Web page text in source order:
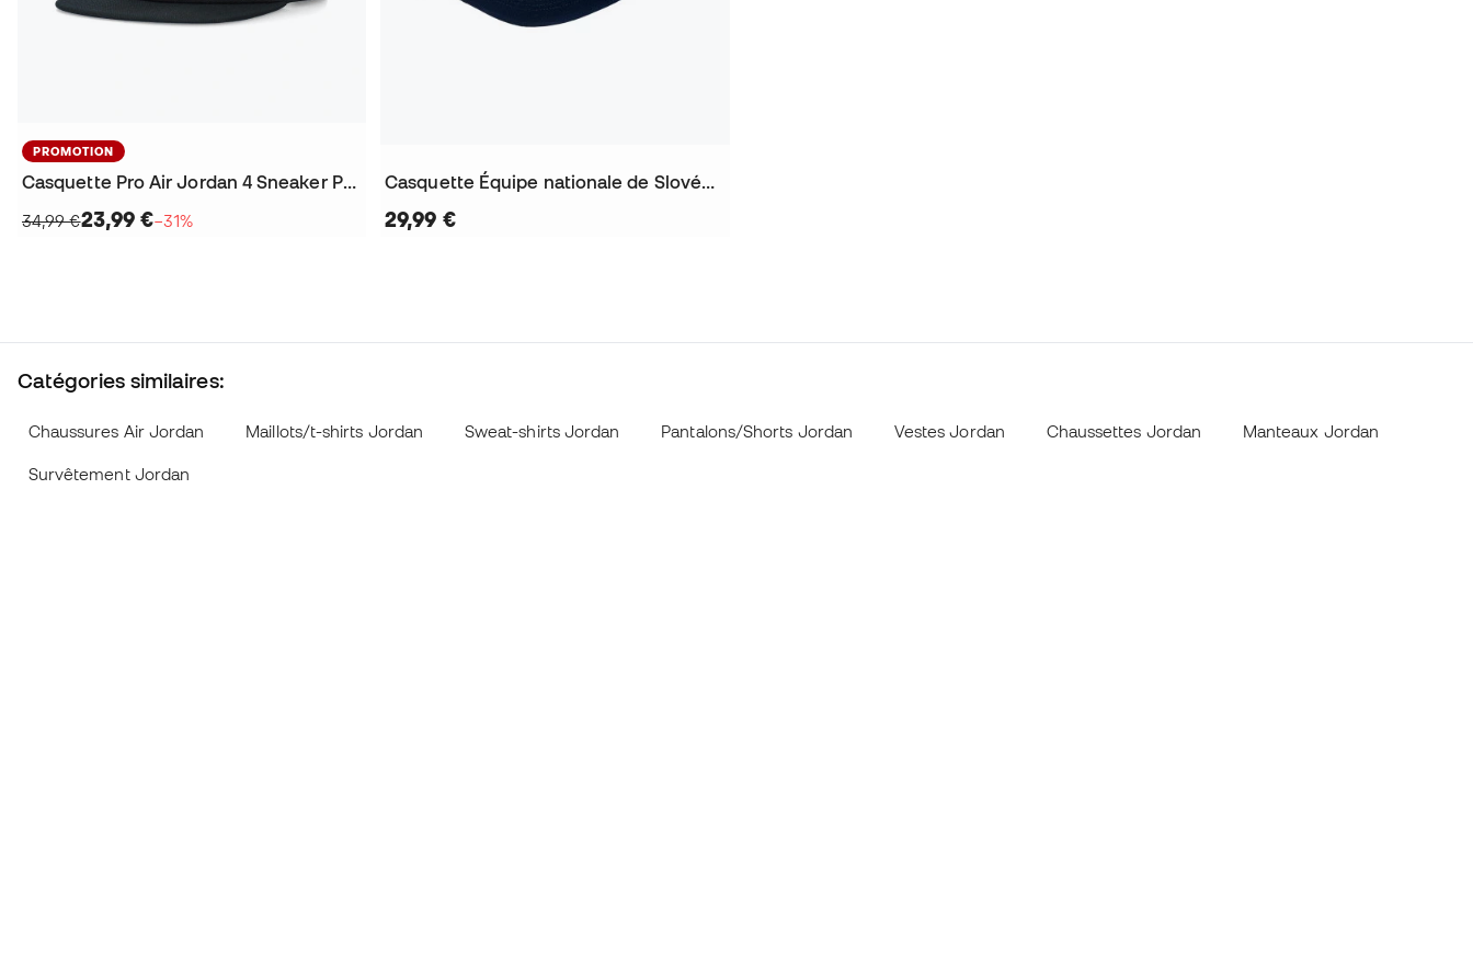
PROMOTION
Casquette Pro Air Jordan 4 Sneaker Patch
34,99 €23,99 €−31%
Casquette Équipe nationale de Slovénie 2024
29,99 €
Catégories similaires:
Chaussures Air Jordan Maillots/t-shirts Jordan Sweat-shirts Jordan Pantalons/Shorts Jordan Vestes Jordan Chaussettes Jordan Manteaux Jordan
Survêtement Jordan